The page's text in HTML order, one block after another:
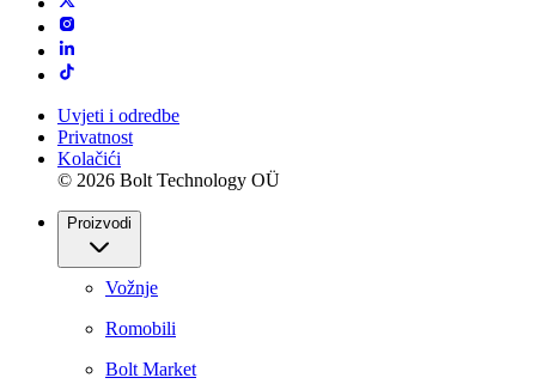
Uvjeti i odredbe
Privatnost
Kolačići
© 2026 Bolt Technology OÜ
Proizvodi
Vožnje
Romobili
Bolt Market